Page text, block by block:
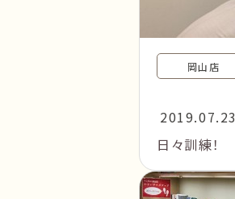
岡山店
2019.07.23
日々訓練！